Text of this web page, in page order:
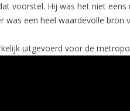
voorstel. Hij was het niet
was een heel waardevolle
uitgevoerd voor de